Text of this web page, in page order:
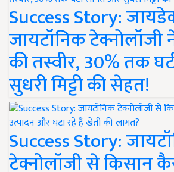
Success Story:
जायटॉनिक
की तस्वीर, 30% तक
सुधरी मिट्टी की सेहत!
Success Story:
टेक्नोलॉजी से किसान